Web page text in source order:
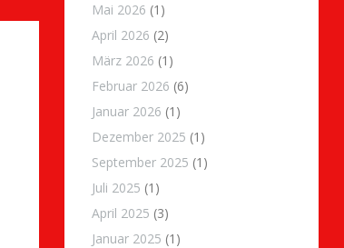
Mai 2026 (1)
April 2026 (2)
März 2026 (1)
Februar 2026 (6)
Januar 2026 (1)
Dezember 2025 (1)
September 2025 (1)
Juli 2025 (1)
April 2025 (3)
Januar 2025 (1)